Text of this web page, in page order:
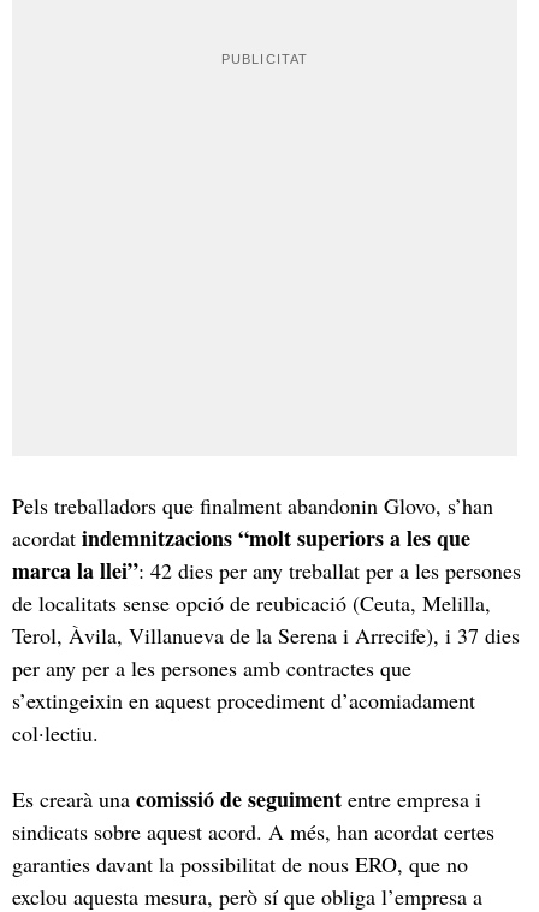
Pels treballadors que finalment abandonin Glovo, s’han
acordat indemnitzacions “molt superiors a les que
marca la llei”: 42 dies per any treballat per a les persones
de localitats sense opció de reubicació (Ceuta, Melilla,
Terol, Àvila, Villanueva de la Serena i Arrecife), i 37 dies
per any per a les persones amb contractes que
s’extingeixin en aquest procediment d’acomiadament
col·lectiu.
Es crearà una comissió de seguiment entre empresa i
sindicats sobre aquest acord. A més, han acordat certes
garanties davant la possibilitat de nous ERO, que no
exclou aquesta mesura, però sí que obliga l’empresa a